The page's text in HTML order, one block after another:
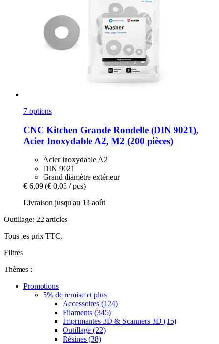
7 options
CNC Kitchen Grande Rondelle (DIN 9021),
Acier Inoxydable A2, M2 (200 pièces)
Acier inoxydable A2
DIN 9021
Grand diamètre extérieur
€ 6,09 (€ 0,03 / pcs)
Livraison jusqu'au 13 août
Outillage: 22 articles
Tous les prix TTC.
Filtres
Thèmes :
Promotions
5% de remise et plus
Accessoires (124)
Filaments (345)
Imprimantes 3D & Scanners 3D (15)
Outillage (22)
Résines (38)